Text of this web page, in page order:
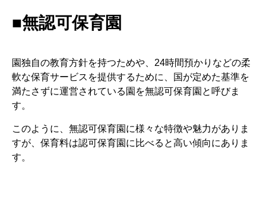
■無認可保育園
園独自の教育方針を持つためや、24時間預かりなどの柔
軟な保育サービスを提供するために、国が定めた基準を
満たさずに運営されている園を無認可保育園と呼びま
す。
このように、無認可保育園に様々な特徴や魅力がありま
すが、保育料は認可保育園に比べると高い傾向にありま
す。